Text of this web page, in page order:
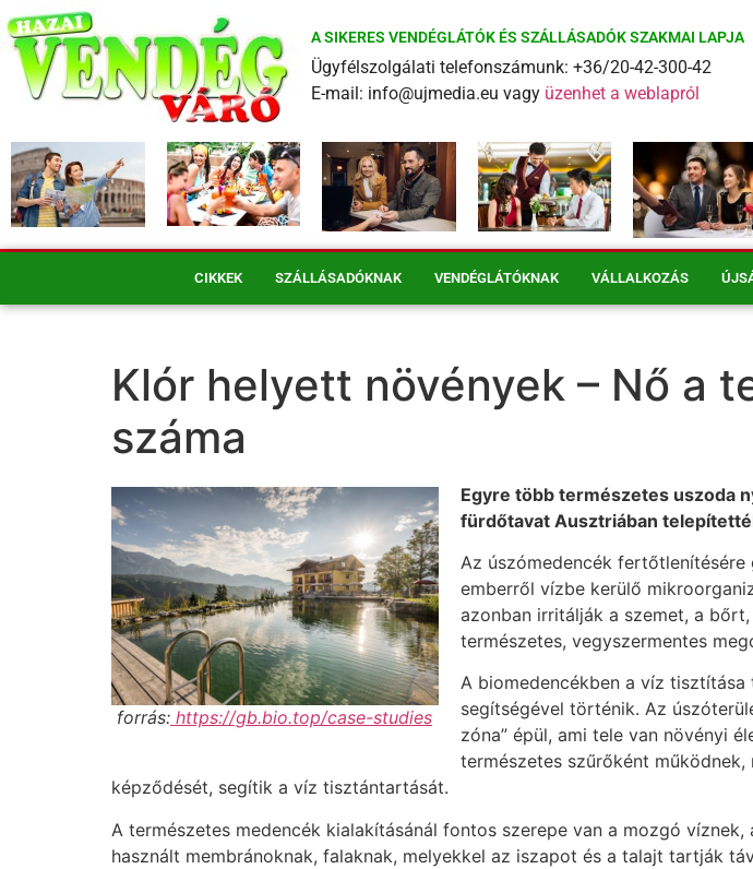
A SIKERES VENDÉGLÁTÓK ÉS SZÁLLÁSADÓK SZAKMAI LAPJA
Ügyfélszolgálati telefonszámunk: +36/20-42-300-42
E-mail: info@ujmedia.eu vagy üzenhet a weblapról
CIKKEK SZÁLLÁSADÓKNAK VENDÉGLÁTÓKNAK VÁLLALKOZÁS
Klór helyett növények – Nő a
száma
forrás: https://gb.bio.top/case-studies
Egyre több természetes uszoda
fürdőtavat Ausztriában
Az úszómedencék
emberről vízbe kerülő
azonban irritálják a szemet, a
természetes, vegyszermentes
A biomedencékben a víz
segítségével történik. Az
zóna” épül, ami tele van növényi
természetes szűrőként
képződését, segítik a víz tisztántartását.
A természetes medencék kialakításánál fontos szerepe van a mozgó víznek,
használt membránoknak, falaknak, melyekkel az iszapot és a talajt tartják